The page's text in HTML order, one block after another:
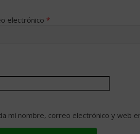
electrónico *
mi nombre, correo electrónico y web